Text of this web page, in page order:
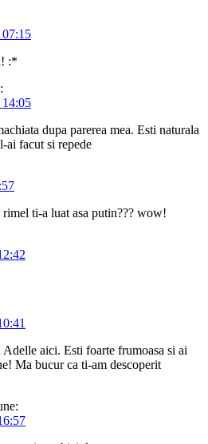
:*
dupa parerea mea. Esti naturala
ai facut si repede
ti-a luat asa putin??? wow!
aici. Esti foarte frumoasa si ai
Ma bucur ca ti-am descoperit